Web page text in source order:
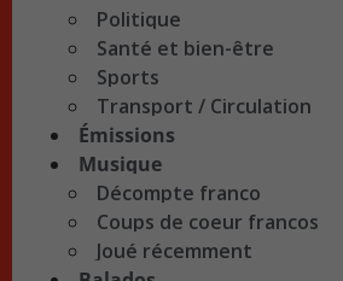
Politique
Santé et bien-être
Sports
Transport / Circulation
Émissions
Musique
Décompte franco
Coups de coeur francos
Joué récemment